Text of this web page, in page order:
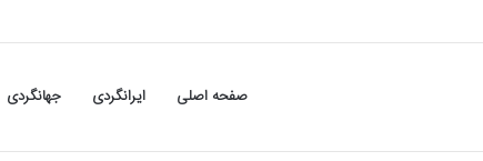
صفحه اصلی ایرانگردی جهانگردی